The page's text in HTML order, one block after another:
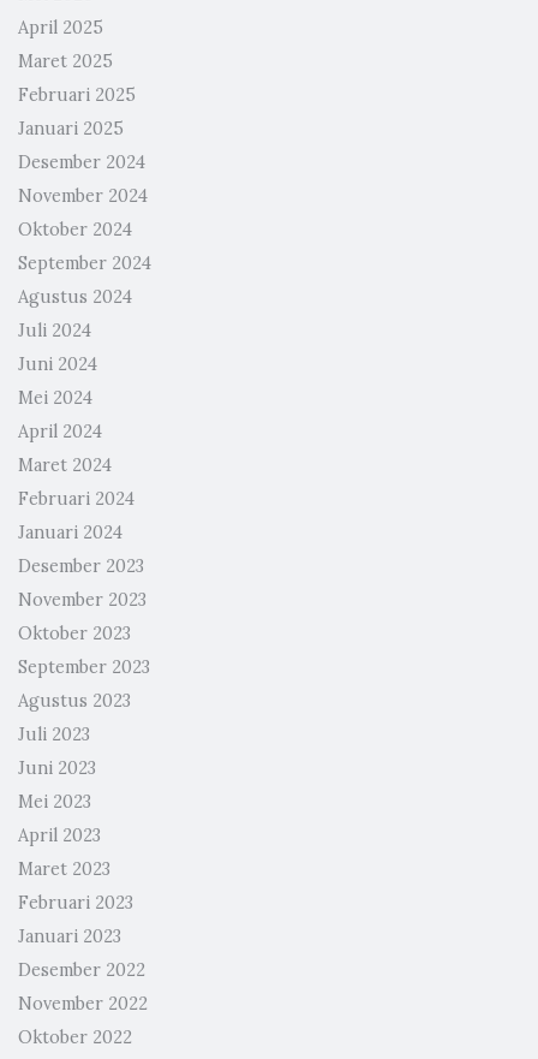
April 2025
Maret 2025
Februari 2025
Januari 2025
Desember 2024
November 2024
Oktober 2024
September 2024
Agustus 2024
Juli 2024
Juni 2024
Mei 2024
April 2024
Maret 2024
Februari 2024
Januari 2024
Desember 2023
November 2023
Oktober 2023
September 2023
Agustus 2023
Juli 2023
Juni 2023
Mei 2023
April 2023
Maret 2023
Februari 2023
Januari 2023
Desember 2022
November 2022
Oktober 2022